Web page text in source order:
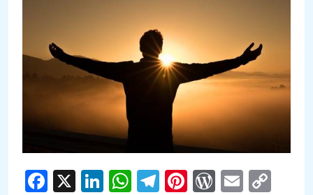
Facebook
X LinkedIn
WhatsApp
Telegram
PinterestEmail